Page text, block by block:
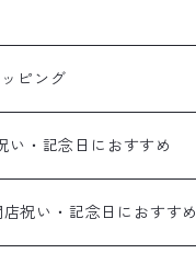
ケ
ーケ
ピング
・記念日におすすめ
祝い・記念日におすすめ